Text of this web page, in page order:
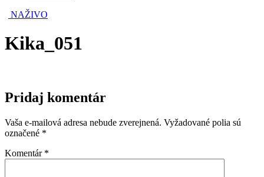
NAŽIVO
Kika_051
Pridaj komentár
Vaša e-mailová adresa nebude zverejnená. Vyžadované polia sú
označené *
Komentár *